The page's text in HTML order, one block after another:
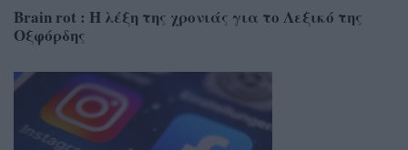
Brain rot : H λέξη της χρονιάς για το Λεξικό της
Οξφόρδης